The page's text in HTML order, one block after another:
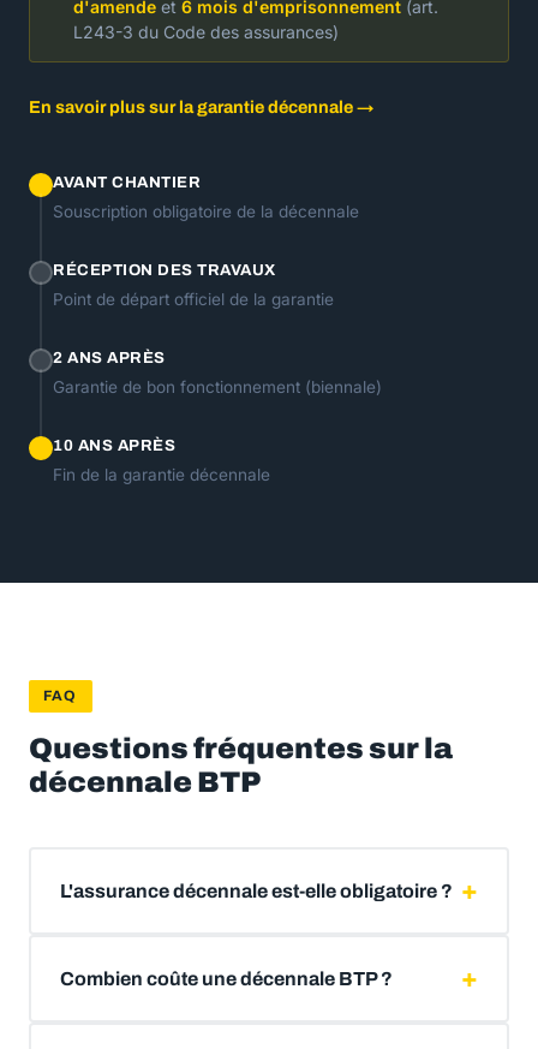
d'amende et 6 mois d'emprisonnement (art.
L243-3 du Code des assurances)
En savoir plus sur la garantie décennale →
AVANT CHANTIER
Souscription obligatoire de la décennale
RÉCEPTION DES TRAVAUX
Point de départ officiel de la garantie
2 ANS APRÈS
Garantie de bon fonctionnement (biennale)
10 ANS APRÈS
Fin de la garantie décennale
FAQ
Questions fréquentes sur la
décennale BTP
L'assurance décennale est-elle obligatoire ?
Combien coûte une décennale BTP ?